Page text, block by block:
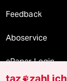
Feedback
Aboservice
ePaper Login
taz zahl ich